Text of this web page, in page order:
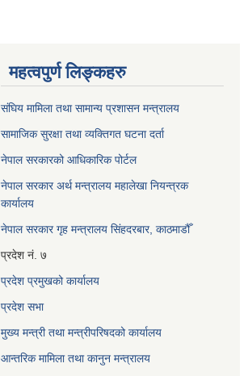
महत्वपुर्ण लिङ्कहरु
संघिय मामिला तथा सामान्य प्रशासन मन्त्रालय
सामाजिक सुरक्षा तथा व्यक्तिगत घटना दर्ता
नेपाल सरकारको आधिकारिक पोर्टल
नेपाल सरकार अर्थ मन्त्रालय महालेखा नियन्त्रक
कार्यालय
नेपाल सरकार गृह मन्त्रालय सिंहदरबार, काठमाडौँ
प्रदेश नं. ७
प्रदेश प्रमुखको कार्यालय
प्रदेश सभा
मुख्य मन्त्री तथा मन्त्रीपरिषदको कार्यालय
आन्तरिक मामिला तथा कानुन मन्त्रालय